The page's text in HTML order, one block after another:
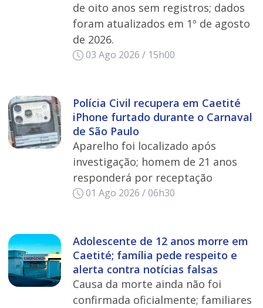
de oito anos sem registros; dados
foram atualizados em 1º de agosto
de 2026.
03 Ago 2026 / 15h00
Polícia Civil recupera em Caetité
iPhone furtado durante o Carnaval
de São Paulo
Aparelho foi localizado após
investigação; homem de 21 anos
responderá por receptação
01 Ago 2026 / 06h30
Adolescente de 12 anos morre em
Caetité; família pede respeito e
alerta contra notícias falsas
Causa da morte ainda não foi
confirmada oficialmente; familiares